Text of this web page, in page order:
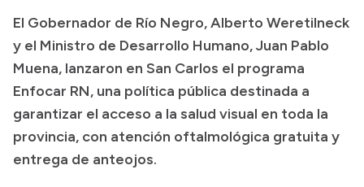
Accesos directos
SIU GUARANÍ
SECUNDARIO
TECNICATURAS
CAPACITACIONES
El Gobernador de Río Negro, Alberto Weretilneck
y el Ministro de Desarrollo Humano, Juan Pablo
Muena, lanzaron en San Carlos el programa
Enfocar RN, una política pública destinada a
garantizar el acceso a la salud visual en toda la
provincia, con atención oftalmológica gratuita y
entrega de anteojos.